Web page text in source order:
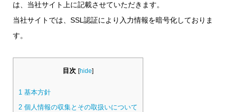
は、当社サイト上に記載させていただきます。
当社サイトでは、SSL認証により入力情報を暗号化しておりま
す。
目次 [hide]
1基本方針
2個人情報の収集とその取扱いについて